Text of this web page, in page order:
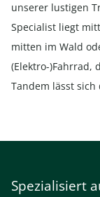
unserer lustigen
Specialist liegt
mitten im Wald
(Elektro-)Fahrrad,
Tandem lässt
Spezialisiert